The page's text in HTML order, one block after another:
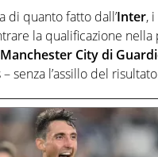
di quanto fatto dall’Inter,
la qualificazione nella
Manchester City di
senza l’assillo del